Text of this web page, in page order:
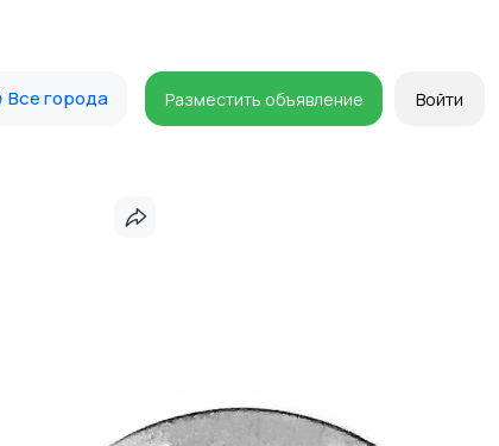
Все города Разместить объявление Войти